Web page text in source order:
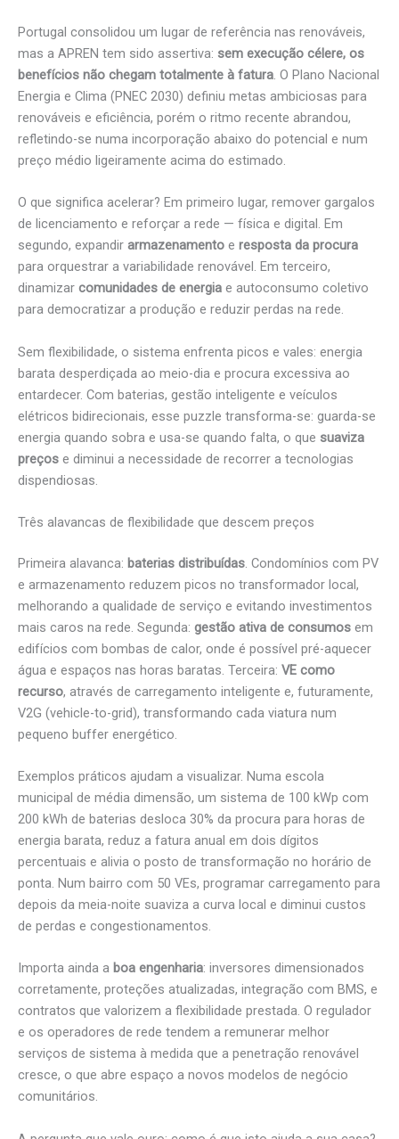
Portugal consolidou um lugar de referência nas renováveis,
mas a APREN tem sido assertiva: sem execução célere, os
benefícios não chegam totalmente à fatura. O Plano Nacional
Energia e Clima (PNEC 2030) definiu metas ambiciosas para
renováveis e eficiência, porém o ritmo recente abrandou,
refletindo-se numa incorporação abaixo do potencial e num
preço médio ligeiramente acima do estimado.
O que significa acelerar? Em primeiro lugar, remover gargalos
de licenciamento e reforçar a rede — física e digital. Em
segundo, expandir armazenamento e resposta da procura
para orquestrar a variabilidade renovável. Em terceiro,
dinamizar comunidades de energia e autoconsumo coletivo
para democratizar a produção e reduzir perdas na rede.
Sem flexibilidade, o sistema enfrenta picos e vales: energia
barata desperdiçada ao meio-dia e procura excessiva ao
entardecer. Com baterias, gestão inteligente e veículos
elétricos bidirecionais, esse puzzle transforma-se: guarda-se
energia quando sobra e usa-se quando falta, o que suaviza
preços e diminui a necessidade de recorrer a tecnologias
dispendiosas.
Três alavancas de flexibilidade que descem preços
Primeira alavanca: baterias distribuídas. Condomínios com PV
e armazenamento reduzem picos no transformador local,
melhorando a qualidade de serviço e evitando investimentos
mais caros na rede. Segunda: gestão ativa de consumos em
edifícios com bombas de calor, onde é possível pré-aquecer
água e espaços nas horas baratas. Terceira: VE como
recurso, através de carregamento inteligente e, futuramente,
V2G (vehicle-to-grid), transformando cada viatura num
pequeno buffer energético.
Exemplos práticos ajudam a visualizar. Numa escola
municipal de média dimensão, um sistema de 100 kWp com
200 kWh de baterias desloca 30% da procura para horas de
energia barata, reduz a fatura anual em dois dígitos
percentuais e alivia o posto de transformação no horário de
ponta. Num bairro com 50 VEs, programar carregamento para
depois da meia-noite suaviza a curva local e diminui custos
de perdas e congestionamentos.
Importa ainda a boa engenharia: inversores dimensionados
corretamente, proteções atualizadas, integração com BMS, e
contratos que valorizem a flexibilidade prestada. O regulador
e os operadores de rede tendem a remunerar melhor
serviços de sistema à medida que a penetração renovável
cresce, o que abre espaço a novos modelos de negócio
comunitários.